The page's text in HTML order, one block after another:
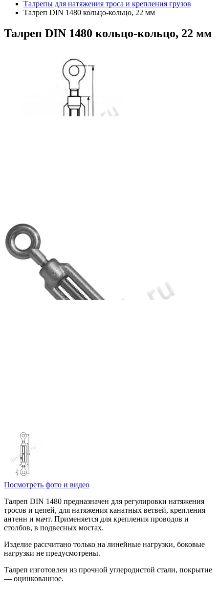
Талрепы для натяжения троса и крепления грузов
Талреп DIN 1480 кольцо-кольцо, 22 мм
Талреп DIN 1480 кольцо-кольцо, 22 мм
Посмотреть фото и видео
Талреп DIN 1480 предназначен для регулировки натяжения
тросов и цепей, для натяжения канатных ветвей, крепления
антенн и мачт. Применяется для крепления проводов и
столбов, в подвесных мостах.
Изделие рассчитано только на линейные нагрузки, боковые
нагрузки не предусмотрены.
Талреп изготовлен из прочной углеродистой стали, покрытие
— оцинкованное.